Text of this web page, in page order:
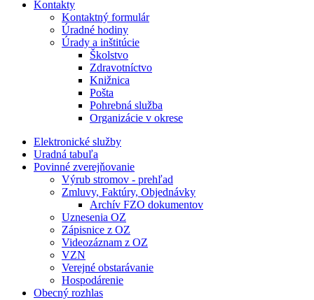
Kontakty
Kontaktný formulár
Úradné hodiny
Úrady a inštitúcie
Školstvo
Zdravotníctvo
Knižnica
Pošta
Pohrebná služba
Organizácie v okrese
Elektronické služby
Uradná tabuľa
Povinné zverejňovanie
Výrub stromov - prehľad
Zmluvy, Faktúry, Objednávky
Archív FZO dokumentov
Uznesenia OZ
Zápisnice z OZ
Videozáznam z OZ
VZN
Verejné obstarávanie
Hospodárenie
Obecný rozhlas